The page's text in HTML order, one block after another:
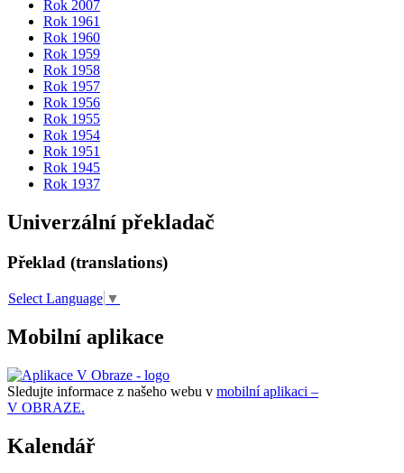
Rok 2007
Rok 1961
Rok 1960
Rok 1959
Rok 1958
Rok 1957
Rok 1956
Rok 1955
Rok 1954
Rok 1951
Rok 1945
Rok 1937
Univerzální překladač
Překlad (translations)
Select Language ▼
Mobilní aplikace
Sledujte informace z našeho webu v mobilní aplikaci –
V OBRAZE.
Kalendář